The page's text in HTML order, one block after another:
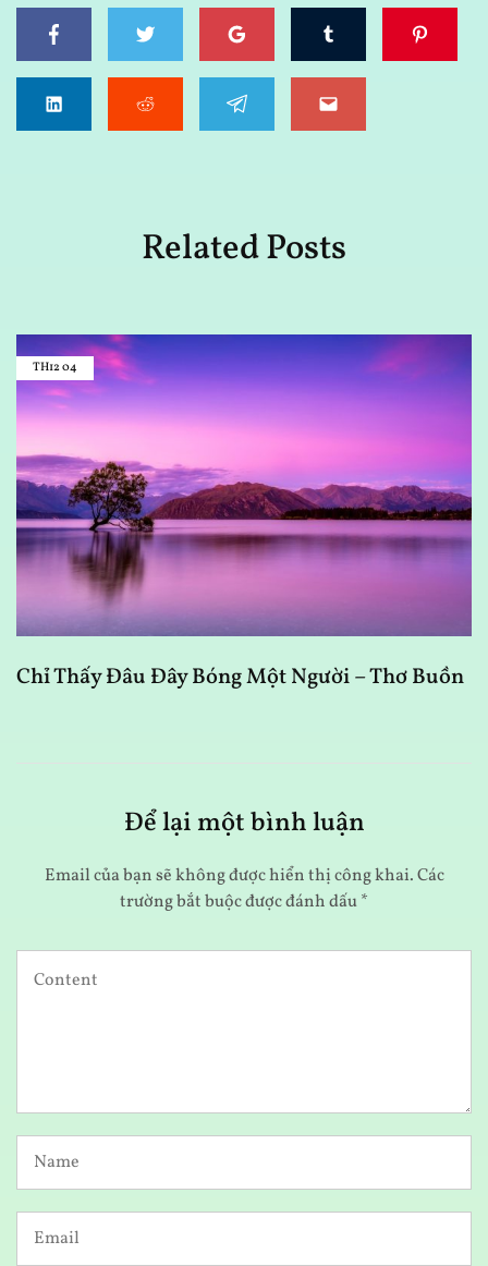
Related Posts
TH1204
Chỉ Thấy Đâu Đây Bóng Một Người – Thơ Buồn
Để lại một bình luận
Email của bạn sẽ không được hiển thị công khai.Các
trường bắt buộc được đánh dấu*